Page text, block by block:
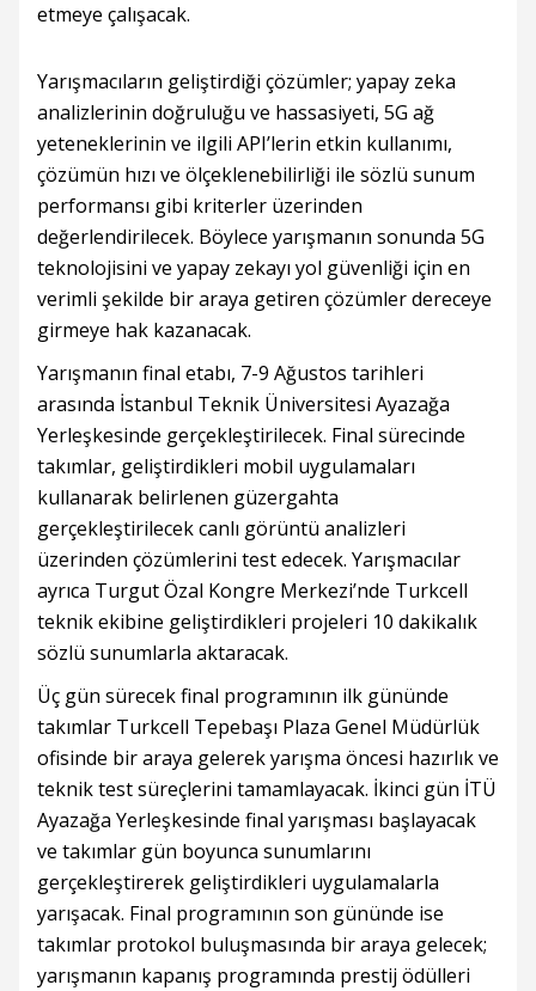
etmeye çalışacak.
Yarışmacıların geliştirdiği çözümler; yapay zeka
analizlerinin doğruluğu ve hassasiyeti, 5G ağ
yeteneklerinin ve ilgili API’lerin etkin kullanımı,
çözümün hızı ve ölçeklenebilirliği ile sözlü sunum
performansı gibi kriterler üzerinden
değerlendirilecek. Böylece yarışmanın sonunda 5G
teknolojisini ve yapay zekayı yol güvenliği için en
verimli şekilde bir araya getiren çözümler dereceye
girmeye hak kazanacak.
Yarışmanın final etabı, 7-9 Ağustos tarihleri
arasında İstanbul Teknik Üniversitesi Ayazağa
Yerleşkesinde gerçekleştirilecek. Final sürecinde
takımlar, geliştirdikleri mobil uygulamaları
kullanarak belirlenen güzergahta
gerçekleştirilecek canlı görüntü analizleri
üzerinden çözümlerini test edecek. Yarışmacılar
ayrıca Turgut Özal Kongre Merkezi’nde Turkcell
teknik ekibine geliştirdikleri projeleri 10 dakikalık
sözlü sunumlarla aktaracak.
Üç gün sürecek final programının ilk gününde
takımlar Turkcell Tepebaşı Plaza Genel Müdürlük
ofisinde bir araya gelerek yarışma öncesi hazırlık ve
teknik test süreçlerini tamamlayacak. İkinci gün İTÜ
Ayazağa Yerleşkesinde final yarışması başlayacak
ve takımlar gün boyunca sunumlarını
gerçekleştirerek geliştirdikleri uygulamalarla
yarışacak. Final programının son gününde ise
takımlar protokol buluşmasında bir araya gelecek;
yarışmanın kapanış programında prestij ödülleri